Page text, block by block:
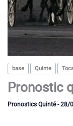
base Quinte
Pronostic
Pronostics Quinté-28/